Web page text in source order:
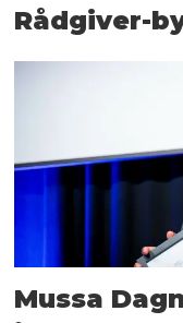
Rådgiver-
Mussa